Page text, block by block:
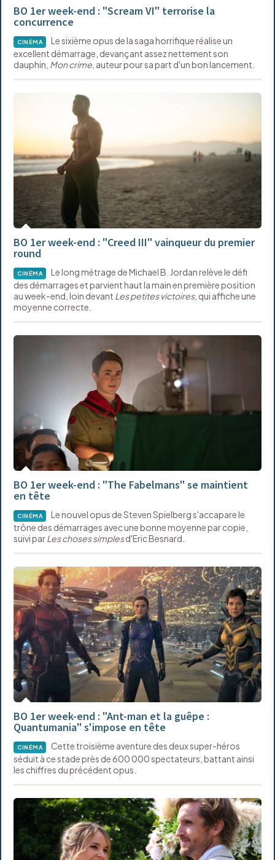
BO 1er week-end : "Scream VI" terrorise la
concurrence
CINÉMA
Le sixième opus de la saga horrifique réalise un
excellent démarrage, devançant assez nettement son
dauphin, Mon crime, auteur pour sa part d'un bon lancement.
BO 1er week-end : "Creed III" vainqueur du premier
round
CINÉMA
Le long métrage de Michael B. Jordan relève le défi
des démarrages et parvient haut la main en première position
au week-end, loin devant Les petites victoires, qui affiche une
moyenne correcte.
BO 1er week-end : "The Fabelmans" se maintient
en tête
CINÉMA
Le nouvel opus de Steven Spielberg s'accapare le
trône des démarrages avec une bonne moyenne par copie,
suivi parLes choses simplesd'Eric Besnard.
BO 1er week-end : "Ant-man et la guêpe :
Quantumania" s'impose en tête
CINÉMA
Cette troisième aventure des deux super-héros
séduit à ce stade près de 600 000 spectateurs, battant ainsi
les chiffres du précédent opus.